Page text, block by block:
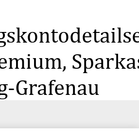
auf
100%
Grafenau